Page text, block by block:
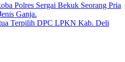
Polres Sergai Bekuk Seorang Pria
Ganja.
Terpilih DPC LPKN Kab. Deli